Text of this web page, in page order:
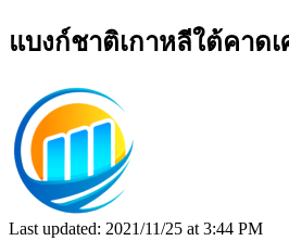
แบงก์ชาติเกาหลีใต้คาด
Last updated: 2021/11/25 at 3:44 PM